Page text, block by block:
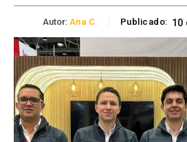
Autor: Ana C. Publicado: 10